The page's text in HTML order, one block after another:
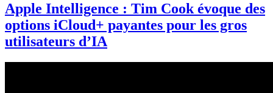
Apple Intelligence : Tim Cook évoque des
options iCloud+ payantes pour les gros
utilisateurs d’IA